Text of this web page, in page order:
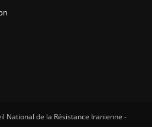
National de la Résistance Iranienne -